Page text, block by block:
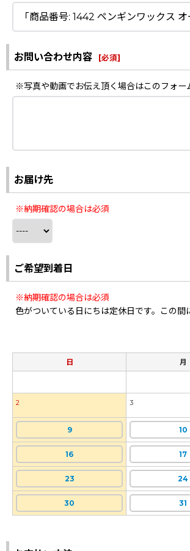
お問い合わせ内容 [必須]
※写真や動画でお伝え頂く場合はこのフォ
お届け先
※納期確認の場合は必須
ご希望到着日
※納期確認の場合は必須
色がついている日にちは定休日です。この間
日 月
2 3
9 10
16 17
23 24
30 31